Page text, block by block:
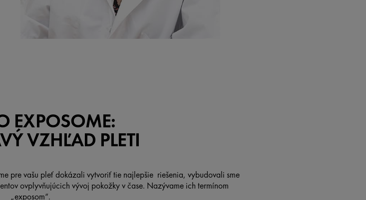
EXPOSOME:
VZHĽAD PLETI
pre vašu pleť dokázali vytvoriť tie najlepšie riešenia, vybudovali sme
ovplyvňujúcich vývoj pokožky v čase. Nazývame ich termínom
„exposom“.